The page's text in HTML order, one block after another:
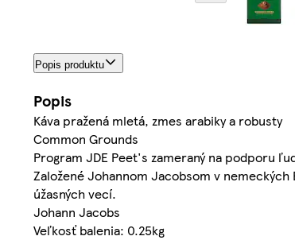
Popis produktu
Popis
Káva pražená mletá, zmes arabiky a robusty
Common Grounds
Program JDE Peet's zameraný na podporu
Založené Johannom Jacobsom v
úžasných vecí.
Johann Jacobs
Veľkosť balenia: 0.25kg